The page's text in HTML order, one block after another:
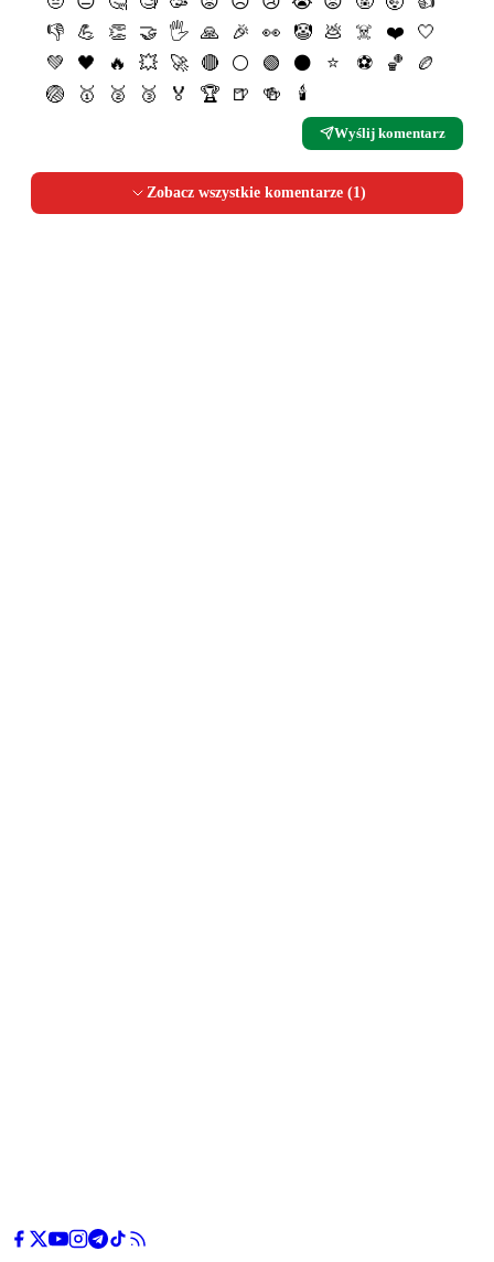
👎
💪 👏 🤝 🖐 🙏 🎉 👀 🤡 💩 ☠️ ❤️
🤍
💚
🖤 🔥 💥 🚀 🔴 ⚪️ 🟢 ⚫️ ⭐️ ⚽️ 🏀
🏉
🏐
🥇 🥈 🥉 🏅 🏆 🍺 🍻 🕯
Wyślij komentarz
Zobacz wszystkie komentarze (1)